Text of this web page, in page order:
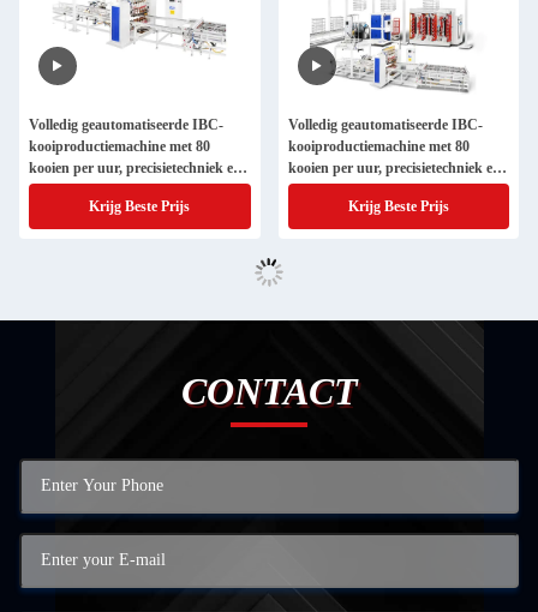
Volledig geautomatiseerde IBC-
kooiproductiemachine met 80
kooien per uur, precisietechniek en
CE/CCC-certificering
Krijg Beste Prijs
Volledig geautomatiseerde IBC-
kooiproductiemachine met 80
kooien per uur, precisietechniek en
CE/CCC-certificering
Krijg Beste Prijs
CONTACT